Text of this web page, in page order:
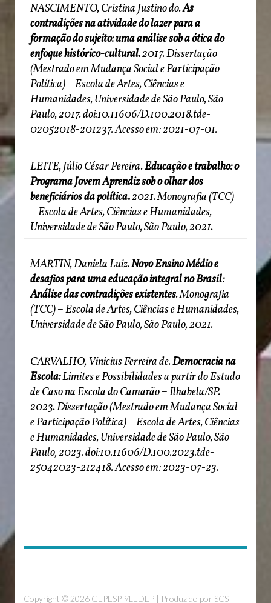
NASCIMENTO, Cristina Justino do.As
contradições na atividade do lazer para a
formação do sujeito: uma análise sob a ótica do
enfoque histórico-cultural.2017. Dissertação
(Mestrado em Mudança Social e Participação
Política) – Escola de Artes, Ciências e
Humanidades, Universidade de São Paulo, São
Paulo, 2017. doi:10.11606/D.100.2018.tde-
02052018-201237. Acesso em: 2021-07-01.
LEITE, Júlio César Pereira.Educação e trabalho: o
Programa Jovem Aprendiz sob o olhar dos
beneficiários da política.2021. Monografia (TCC)
– Escola de Artes, Ciências e Humanidades,
Universidade de São Paulo, São Paulo, 2021.
MARTIN, Daniela Luiz.Novo Ensino Médio e
desafios para uma educação integral no Brasil:
Análise das contradições existentes. Monografia
(TCC) – Escola de Artes, Ciências e Humanidades,
Universidade de São Paulo, São Paulo, 2021.
CARVALHO, Vinicius Ferreira de.Democracia na
Escola:Limites e Possibilidades a partir do Estudo
de Caso na Escola do Camarão – Ilhabela/SP.
2023. Dissertação (Mestrado em Mudança Social
e Participação Política) – Escola de Artes, Ciências
e Humanidades, Universidade de São Paulo, São
Paulo, 2023. doi:10.11606/D.100.2023.tde-
25042023-212418. Acesso em: 2023-07-23.
Copyright © 2026 GEPESPP/LEDEP | Produzido por SCS -